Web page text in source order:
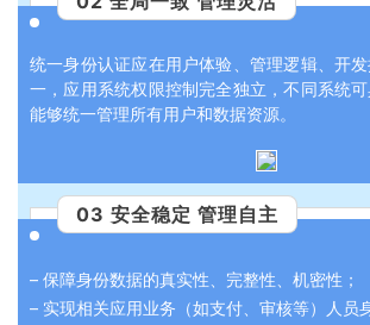
统一身份认证应在用户体验、管理逻辑、开
一，应用系统权限控制完全独立，不同系统
能够统一管理所有用户和数据资源。
03 安全稳定 管理自主
– 保障身份数据的真实性、完整性、机密性；
– 实现相关应用业务（如支付、审核等）人员